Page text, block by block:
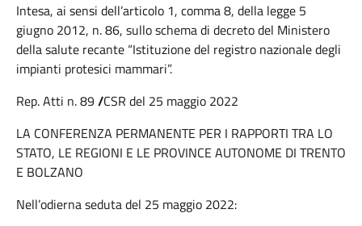
Intesa, ai sensi dell’articolo 1, comma 8, della legge 5
giugno 2012, n. 86, sullo schema di decreto del Ministero
della salute recante “Istituzione del registro nazionale degli
impianti protesici mammari”.
Rep. Atti n. 89/CSR del 25 maggio 2022
LA CONFERENZA PERMANENTE PER I RAPPORTI TRA LO
STATO, LE REGIONI E LE PROVINCE AUTONOME DI TRENTO
E BOLZANO
Nell’odierna seduta del 25 maggio 2022: